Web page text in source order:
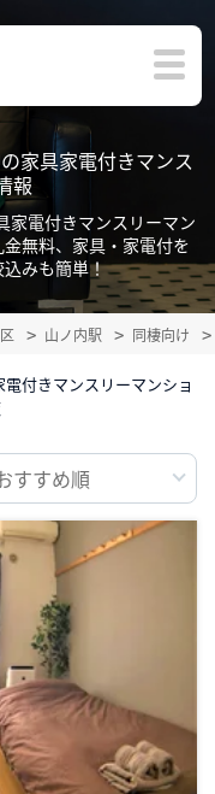
家具家電付きマンス
報
家電付きマンスリーマン
無料、家具・家電付を
みも簡単！
山ノ内駅 同棲向け
付きマンスリーマンショ